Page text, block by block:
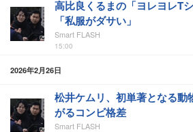
高比良くるまの「ヨレヨレT
「私服がダサい」
Smart FLASH
15:00
2026年2月26日
松井ケムリ、初単著となる動
がるコンビ格差
Smart FLASH